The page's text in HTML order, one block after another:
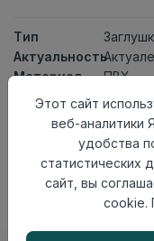
Тип
Актуальность
Материал
ПВХ
Нет в
Внимание!
представленного
наличие
в момент
Этот сайт
веб-аналитики
удобства
статистических
сайт, вы
cookie.